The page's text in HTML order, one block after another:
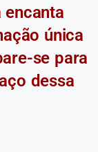
encanta
única
se para
dessa